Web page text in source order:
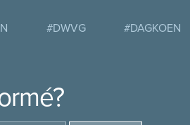
#DWVG #DAGKOEN